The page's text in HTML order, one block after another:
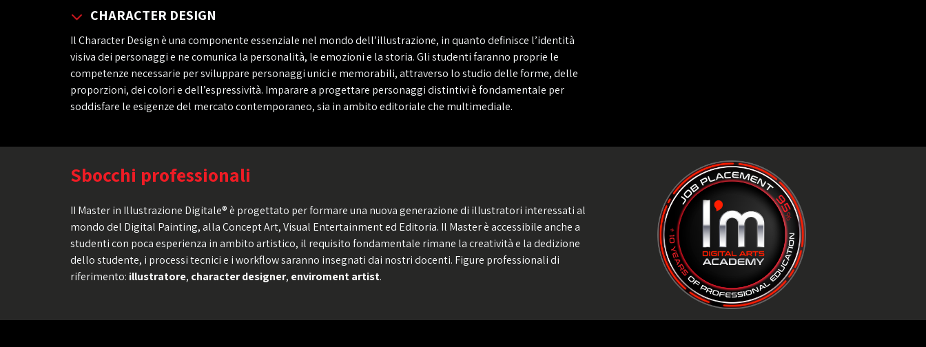
CHARACTER DESIGN
Il Character Design è una componente essenziale nel mondo dell’illustrazione, in quanto definisce l’identità
visiva dei personaggi e ne comunica la personalità, le emozioni e la storia. Gli studenti faranno proprie le
competenze necessarie per sviluppare personaggi unici e memorabili, attraverso lo studio delle forme, delle
proporzioni, dei colori e dell’espressività. Imparare a progettare personaggi distintivi è fondamentale per
soddisfare le esigenze del mercato contemporaneo, sia in ambito editoriale che multimediale.
Sbocchi professionali
II Master in Illustrazione Digitale® è progettato per formare una nuova generazione di illustratori interessati al
mondo del Digital Painting, alla Concept Art, Visual Entertainment ed Editoria. Il Master è accessibile anche a
studenti con poca esperienza in ambito artistico, il requisito fondamentale rimane la creatività e la dedizione
dello studente, i processi tecnici e i workflow saranno insegnati dai nostri docenti. Figure professionali di
riferimento: illustratore, character designer, enviroment artist.